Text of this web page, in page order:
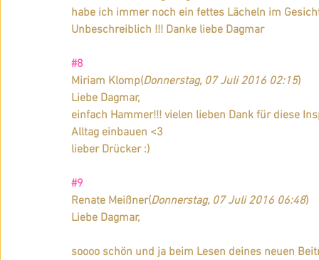
habe ich immer noch ein fettes Lächeln im
Unbeschreiblich !!! Danke liebe Dagmar
#8
Miriam Klomp(Donnerstag, 07 Juli 2016 02:15)
Liebe Dagmar,
einfach Hammer!!! vielen lieben Dank für diese
Alltag einbauen <3
lieber Drücker :)
#9
Renate Meißner(Donnerstag, 07 Juli 2016 06:48)
Liebe Dagmar,
soooo schön und ja beim Lesen deines neuen